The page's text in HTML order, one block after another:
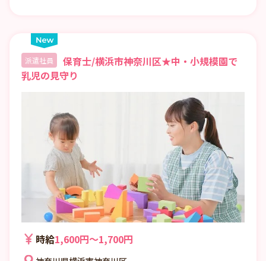
派遣社員
保育士/横浜市神奈川区★中・小規模園で
乳児の見守り
時給1,600円〜1,700円